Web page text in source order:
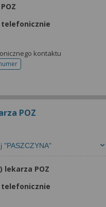
kontaktu
do rejestracji
POZ
"PASZCZYNA"
lekarza POZ